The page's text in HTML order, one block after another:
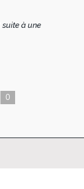
suite à une
0